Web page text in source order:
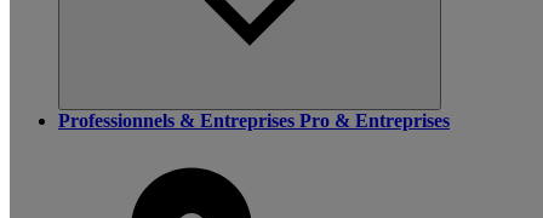
Professionnels & Entreprises Pro & Entreprises